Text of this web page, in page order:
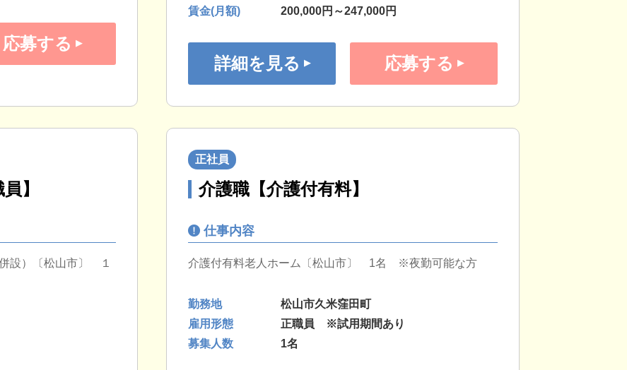
応募する
賃金(月額)
200,000円～247,000円
詳細を見る 応募する
】
設）〔松山市〕 １
正社員
介護職【介護付有料】
仕事内容
介護付有料老人ホーム〔松山市〕 1名 ※夜勤可能な方
勤務地
松山市久米窪田町
雇用形態
正職員 ※試用期間あり
募集人数
1名